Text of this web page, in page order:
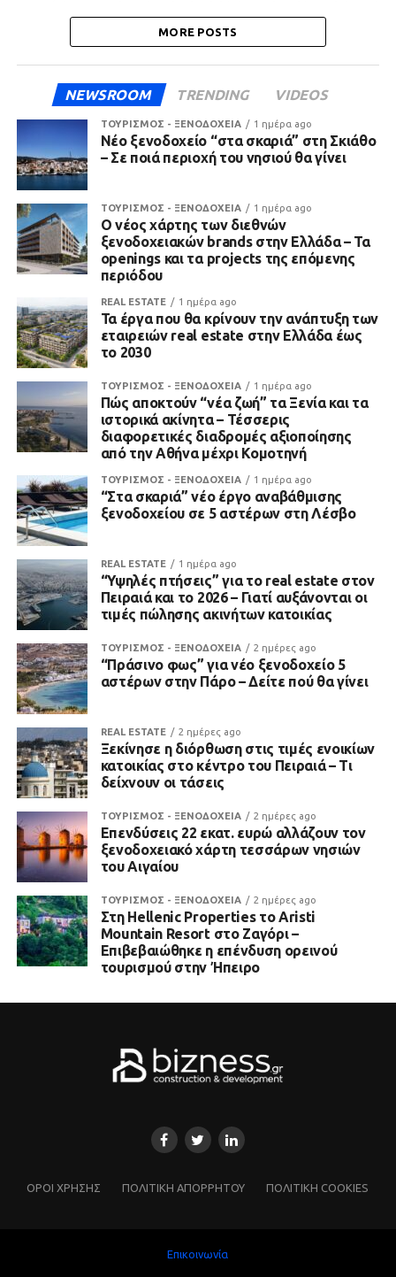
MORE POSTS
NEWSROOM TRENDING VIDEOS
ΤΟΥΡΙΣΜΟΣ - ΞΕΝΟΔΟΧΕΙΑ 1 ημέρα ago
Νέο ξενοδοχείο “στα σκαριά” στη Σκιάθο
– Σε ποιά περιοχή του νησιού θα γίνει
ΤΟΥΡΙΣΜΟΣ - ΞΕΝΟΔΟΧΕΙΑ 1 ημέρα ago
Ο νέος χάρτης των διεθνών
ξενοδοχειακών brands στην Ελλάδα – Τα
openings και τα projects της επόμενης
περιόδου
REAL ESTATE 1 ημέρα ago
Τα έργα που θα κρίνουν την ανάπτυξη των
εταιρειών real estate στην Ελλάδα έως
το 2030
ΤΟΥΡΙΣΜΟΣ - ΞΕΝΟΔΟΧΕΙΑ 1 ημέρα ago
Πώς αποκτούν “νέα ζωή” τα Ξενία και τα
ιστορικά ακίνητα – Τέσσερις
διαφορετικές διαδρομές αξιοποίησης
από την Αθήνα μέχρι Κομοτηνή
ΤΟΥΡΙΣΜΟΣ - ΞΕΝΟΔΟΧΕΙΑ 1 ημέρα ago
“Στα σκαριά” νέο έργο αναβάθμισης
ξενοδοχείου σε 5 αστέρων στη Λέσβο
REAL ESTATE 1 ημέρα ago
“Υψηλές πτήσεις” για το real estate στον
Πειραιά και το 2026 – Γιατί αυξάνονται οι
τιμές πώλησης ακινήτων κατοικίας
ΤΟΥΡΙΣΜΟΣ - ΞΕΝΟΔΟΧΕΙΑ 2 ημέρες ago
“Πράσινο φως” για νέο ξενοδοχείο 5
αστέρων στην Πάρο – Δείτε πού θα γίνει
REAL ESTATE 2 ημέρες ago
Ξεκίνησε η διόρθωση στις τιμές ενοικίων
κατοικίας στο κέντρο του Πειραιά – Τι
δείχνουν οι τάσεις
ΤΟΥΡΙΣΜΟΣ - ΞΕΝΟΔΟΧΕΙΑ 2 ημέρες ago
Επενδύσεις 22 εκατ. ευρώ αλλάζουν τον
ξενοδοχειακό χάρτη τεσσάρων νησιών
του Αιγαίου
ΤΟΥΡΙΣΜΟΣ - ΞΕΝΟΔΟΧΕΙΑ 2 ημέρες ago
Στη Hellenic Properties το Aristi
Mountain Resort στο Ζαγόρι –
Επιβεβαιώθηκε η επένδυση ορεινού
τουρισμού στην Ήπειρο
ΌΡΟΙ ΧΡΗΣΗΣ ΠΟΛΙΤΙΚΗ ΑΠΟΡΡΗΤΟΥ ΠΟΛΙΤΙΚΗ COOKIES
Επικοινωνία